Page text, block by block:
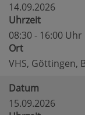
14.09.2026
Uhrzeit
08:30 - 16:00 Uhr
Ort
VHS, Göttingen,
Datum
15.09.2026